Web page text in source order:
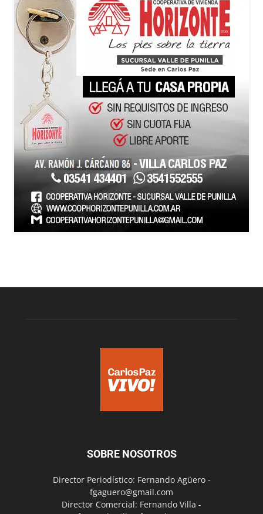
SOBRE NOSOTROS
Director Periodístico: Fernando Agüero -
fgaguero@gmail.com
Director Comercial: Fernando Villa -